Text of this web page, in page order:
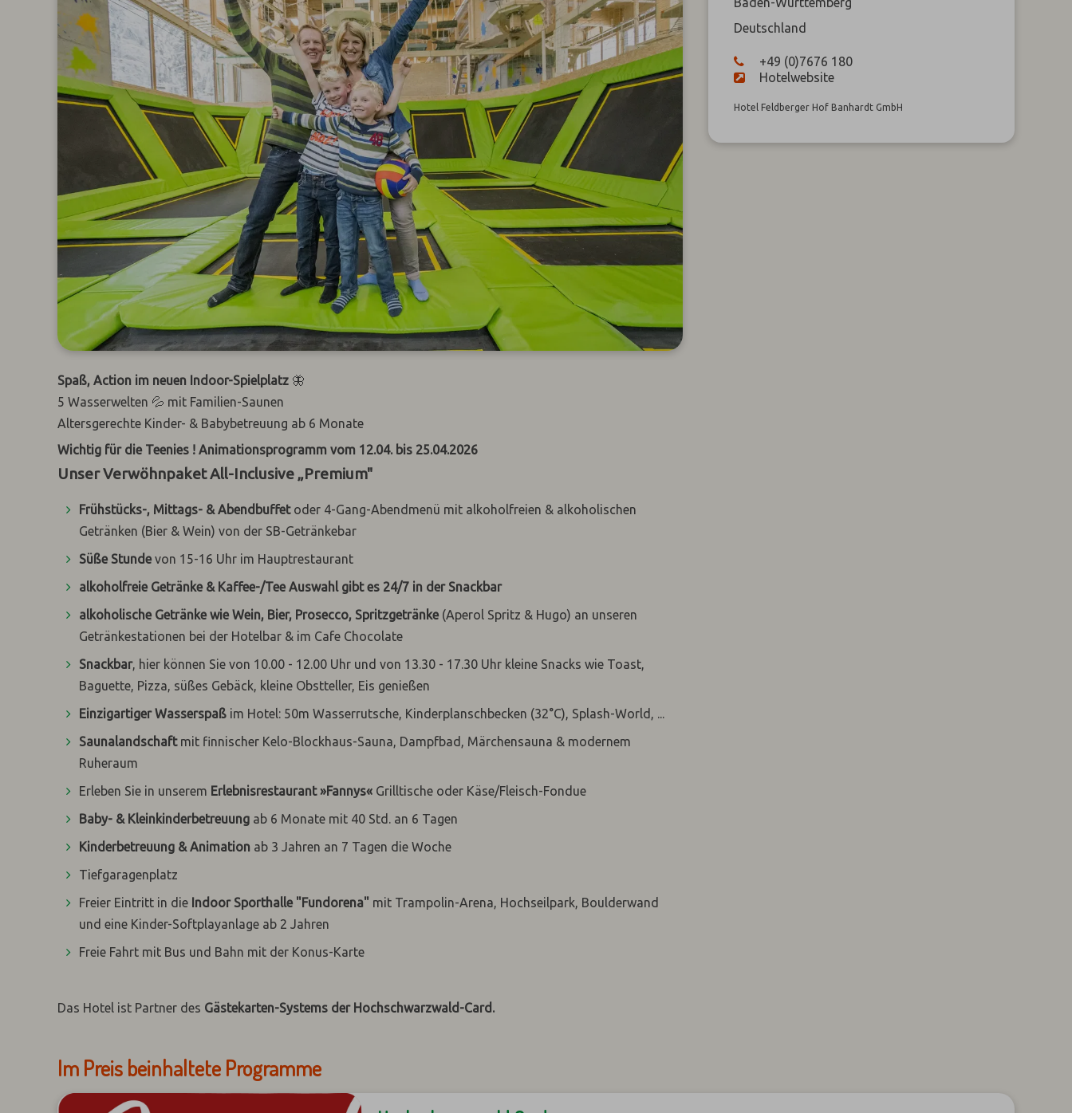
Spaß, Action im neuen Indoor-Spielplatz 🦋
5 Wasserwelten 💦 mit Familien-Saunen
Altersgerechte Kinder- & Babybetreuung ab 6 Monate
Wichtig für die Teenies ! Animationsprogramm vom 12.04. bis 25.04.2026
Unser VerwöhnpaketAll-Inclusive „Premium"
Frühstücks-, Mittags- & Abendbuffetoder 4-Gang-Abendmenü mit alkoholfreien & alkoholischen
Getränken (Bier & Wein) von der SB-Getränkebar
Süße Stundevon 15-16 Uhr im Hauptrestaurant
alkoholfreie Getränke & Kaffee-/Tee Auswahl gibt es 24/7 in der Snackbar
alkoholische Getränke wie Wein, Bier, Prosecco, Spritzgetränke(Aperol Spritz & Hugo) an unseren
Getränkestationen bei der Hotelbar & im Cafe Chocolate
Snackbar, hier können Sie von 10.00 - 12.00 Uhr und von 13.30 - 17.30 Uhr kleine Snacks wie Toast,
Baguette, Pizza, süßes Gebäck, kleine Obstteller, Eis genießen
Einzigartiger Wasserspaß im Hotel: 50m Wasserrutsche, Kinderplanschbecken (32°C), Splash-World, ...
Saunalandschaft mit finnischer Kelo-Blockhaus-Sauna, Dampfbad, Märchensauna & modernem
Ruheraum
Erleben Sie in unserem Erlebnisrestaurant »Fannys« Grilltische oder Käse/Fleisch-Fondue
Baby- & Kleinkinderbetreuung ab 6 Monate mit 40 Std. an 6 Tagen
Kinderbetreuung & Animation ab 3 Jahren an 7 Tagen die Woche
Tiefgaragenplatz
Freier Eintritt in die Indoor Sporthalle "Fundorena" mit Trampolin-Arena, Hochseilpark, Boulderwand
und eine Kinder-Softplayanlage ab 2 Jahren
Freie Fahrt mit Bus und Bahn mit der Konus-Karte
Das Hotel ist Partner des Gästekarten-Systems der Hochschwarzwald-Card.
Deutschland
+49 (0)7676 180
Hotelwebsite
Hotel Feldberger Hof Banhardt GmbH
Im Preis beinhaltete Programme